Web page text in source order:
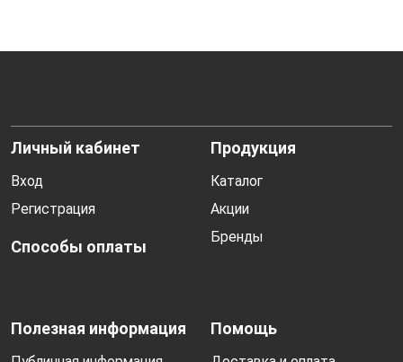
Личный кабинет
Вход
Регистрация
Способы оплаты
Продукция
Каталог
Акции
Бренды
Полезная информация Помощь